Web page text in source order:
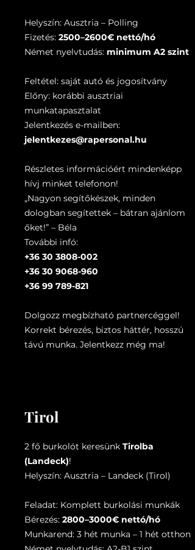
Helyszín: Ausztria – Polling
Fizetés: 2500–2600€ nettó/hó
Német nyelvtudás: minimum A2 szint
Feltétel: saját autó és jogosítvány
Előny: korábbi ausztriai
munkatapasztalat
Jelentkezés e-mailben:
jelentkezes@rapersonal.hu
Részletes információért mindenképp
hívj minket telefonon!
„Nagyon segítőkészek, minden
dologban segítettek – bátran ajánlom
őket!” – Béla
További infó:
+36 30 3808-002
+36 30 9068-960
+36 99 789-821
Dolgozz megbízható partnercéggel!
Korrekt bérezés, biztos háttér, hosszú
távú munka. Jelentkezz még ma!
Tirol
2 fő burkolót keresünk Tirolba
(Landeck)!
Helyszín: Ausztria – Landeck (Tirol)
Feladat: Komplett burkolási munkák
Bérezés: 2800–3000€ nettó/hó
Munkarend: 3 hét munka – 1 hét otthon